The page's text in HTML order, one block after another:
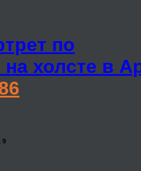
по
холсте в
9